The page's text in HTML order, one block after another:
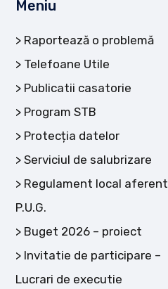
Meniu
Raportează o problemă
Telefoane Utile
Publicatii casatorie
Program STB
Protecția datelor
Serviciul de salubrizare
Regulament local aferent
P.U.G.
Buget 2026 – proiect
Invitatie de participare –
Lucrari de executie